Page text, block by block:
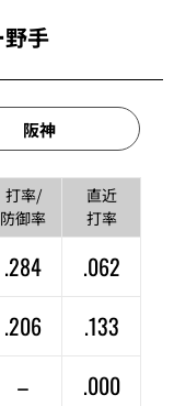
手
阪神
打率/
防御率
直近
打率
.284 .062
.206 .133
– .000